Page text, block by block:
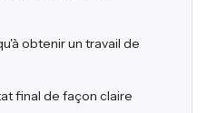
obtenir un travail de
final de façon claire